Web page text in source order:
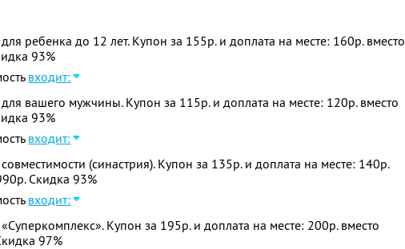
ребенка до 12 лет. Купон за 155р. и доплата на месте: 160р. вместо
93%
входит:
вашего мужчины. Купон за 115р. и доплата на месте: 120р. вместо
93%
входит:
(синастрия). Купон за 135р. и доплата на месте: 140р.
Скидка 93%
входит:
Купон за 195р. и доплата на месте: 200р. вместо
97%